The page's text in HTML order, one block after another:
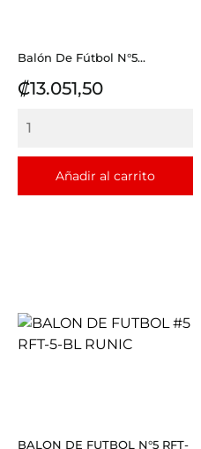
Balón De Fútbol N°5...
Precio
₡13.051,50
Añadir al carrito
BALON DE FUTBOL N°5 RFT-